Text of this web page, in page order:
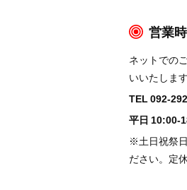
営業
ネットでの
いいたします
TEL 092-
平日 10:00-
※土日祝祭
ださい。定